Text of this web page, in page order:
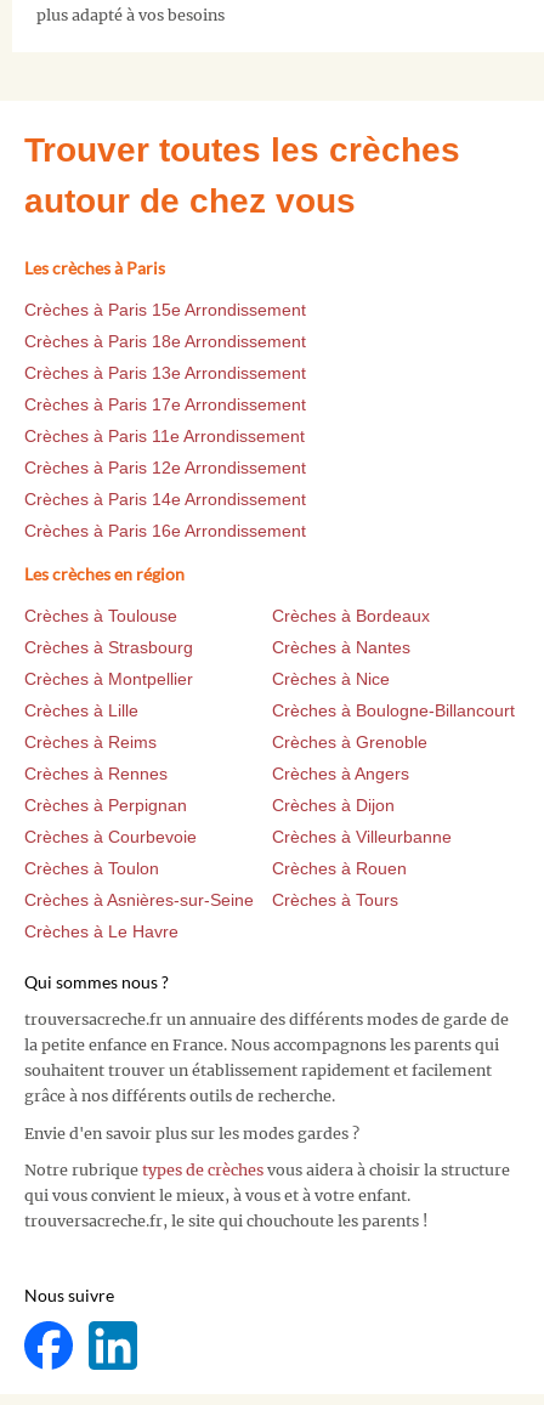
plus adapté à vos besoins
Trouver toutes les crèches
autour de chez vous
Les crèches à Paris
Crèches à Paris 15e Arrondissement
Crèches à Paris 18e Arrondissement
Crèches à Paris 13e Arrondissement
Crèches à Paris 17e Arrondissement
Crèches à Paris 11e Arrondissement
Crèches à Paris 12e Arrondissement
Crèches à Paris 14e Arrondissement
Crèches à Paris 16e Arrondissement
Les crèches en région
Crèches à Toulouse
Crèches à Bordeaux
Crèches à Strasbourg
Crèches à Nantes
Crèches à Montpellier
Crèches à Nice
Crèches à Lille
Crèches à Boulogne-Billancourt
Crèches à Reims
Crèches à Grenoble
Crèches à Rennes
Crèches à Angers
Crèches à Perpignan
Crèches à Dijon
Crèches à Courbevoie
Crèches à Villeurbanne
Crèches à Toulon
Crèches à Rouen
Crèches à Asnières-sur-Seine
Crèches à Tours
Crèches à Le Havre
Qui sommes nous ?
trouversacreche.fr un annuaire des différents modes de garde de
la petite enfance en France. Nous accompagnons les parents qui
souhaitent trouver un établissement rapidement et facilement
grâce à nos différents outils de recherche.
Envie d'en savoir plus sur les modes gardes ?
Notre rubrique types de crèches vous aidera à choisir la structure
qui vous convient le mieux, à vous et à votre enfant.
trouversacreche.fr, le site qui chouchoute les parents !
Nous suivre